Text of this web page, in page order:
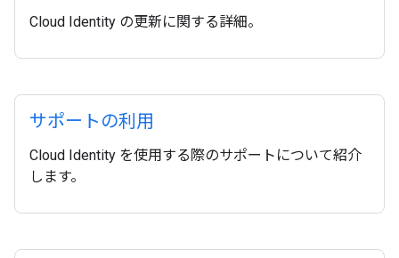
Cloud Identity の更新に関する詳細。
サポートの利用
Cloud Identity を使用する際のサポートについて紹介
します。